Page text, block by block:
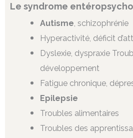
Le syndrome
Autisme , schizophrénie
Hyperactivité, déficit
Dyslexie, dyspraxie
développement
Fatigue chronique,
Epilepsie
Troubles alimentaires
Troubles des